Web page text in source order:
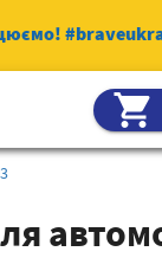
shopping_cart